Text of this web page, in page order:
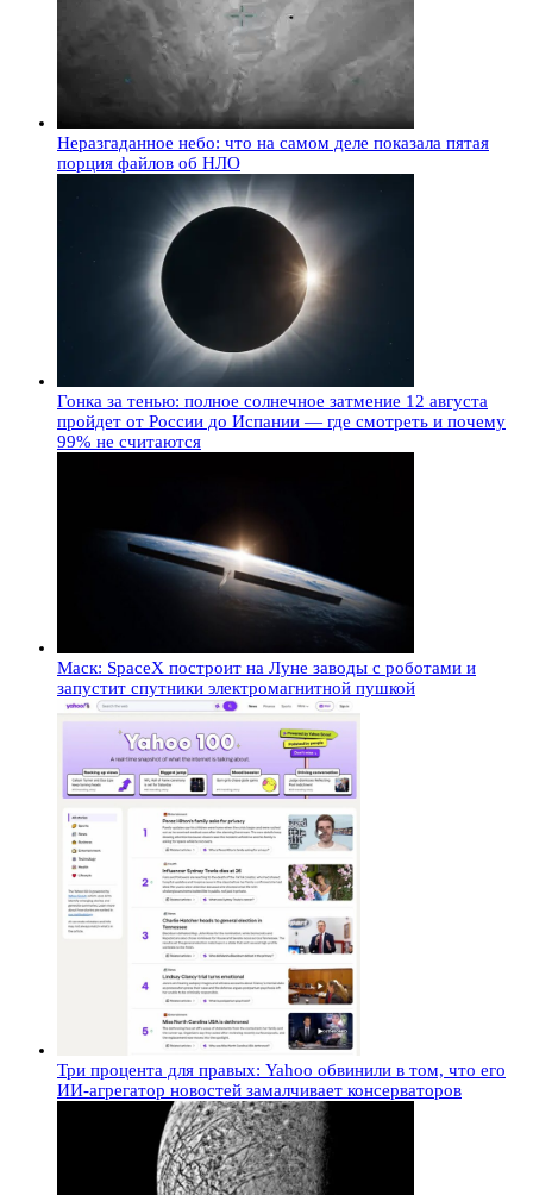
Неразгаданное небо: что на самом деле показала пятая
порция файлов об НЛО
Гонка за тенью: полное солнечное затмение 12 августа
пройдет от России до Испании — где смотреть и почему
99% не считаются
Маск: SpaceX построит на Луне заводы с роботами и
запустит спутники электромагнитной пушкой
Три процента для правых: Yahoo обвинили в том, что его
ИИ-агрегатор новостей замалчивает консерваторов